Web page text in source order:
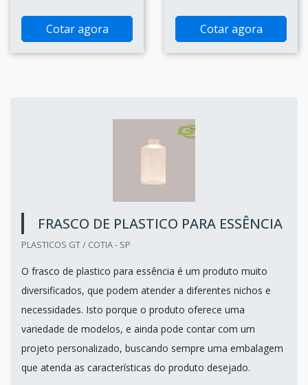
Cotar agora Cotar agora
FRASCO DE PLASTICO PARA ESSÊNCIA
PLASTICOS GT / COTIA - SP
O frasco de plastico para essência é um produto muito
diversificados, que podem atender a diferentes nichos e
necessidades. Isto porque o produto oferece uma
variedade de modelos, e ainda pode contar com um
projeto personalizado, buscando sempre uma embalagem
que atenda as características do produto desejado.